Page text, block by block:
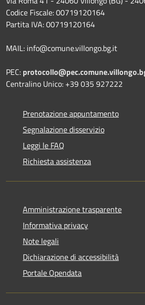
Codice Fiscale: 00719120164
Partita IVA: 00719120164
MAIL: info@comune.villongo.bg.it
PEC:
Centralino Unico: +39 035 927222
Prenotazione appuntamento
Segnalazione disservizio
Leggi le FAQ
Richiesta assistenza
Amministrazione trasparente
Informativa privacy
Note legali
Dichiarazione di accessibilità
Portale Opendata